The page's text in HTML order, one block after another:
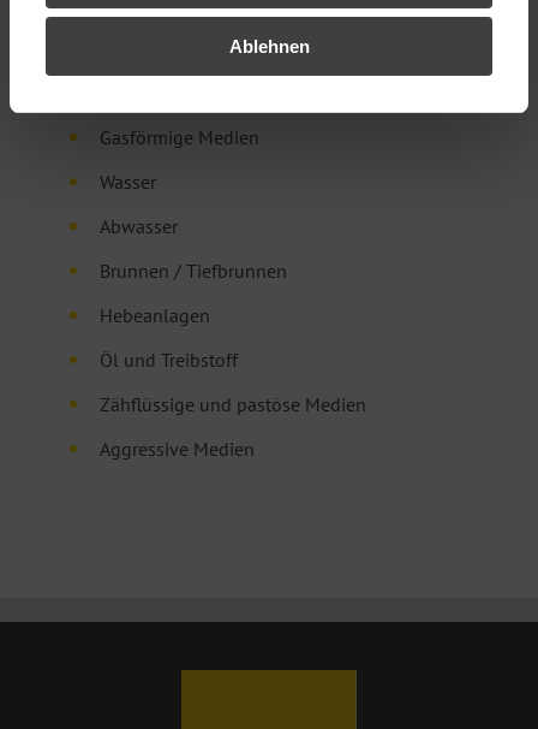
Ablehnen
Anwendung:
Gasförmige Medien
Wasser
Abwasser
Brunnen / Tiefbrunnen
Hebeanlagen
Öl und Treibstoff
Zähflüssige und pastöse Medien
Aggressive Medien